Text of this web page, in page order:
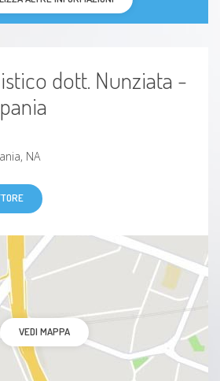
dott. Nunziata -
NA
VEDI MAPPA